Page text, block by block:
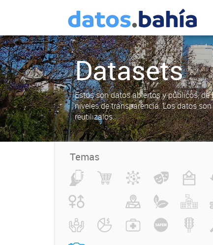
Datasets
Estos son datos abiertos y públicos,
niveles de transparencia. Los datos
reutilizalos.
Temas